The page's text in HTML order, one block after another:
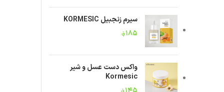
سیرم زنجبیل KORMESIC
۱۸۵؋
واکس دست عسل و شیر
Kormesic